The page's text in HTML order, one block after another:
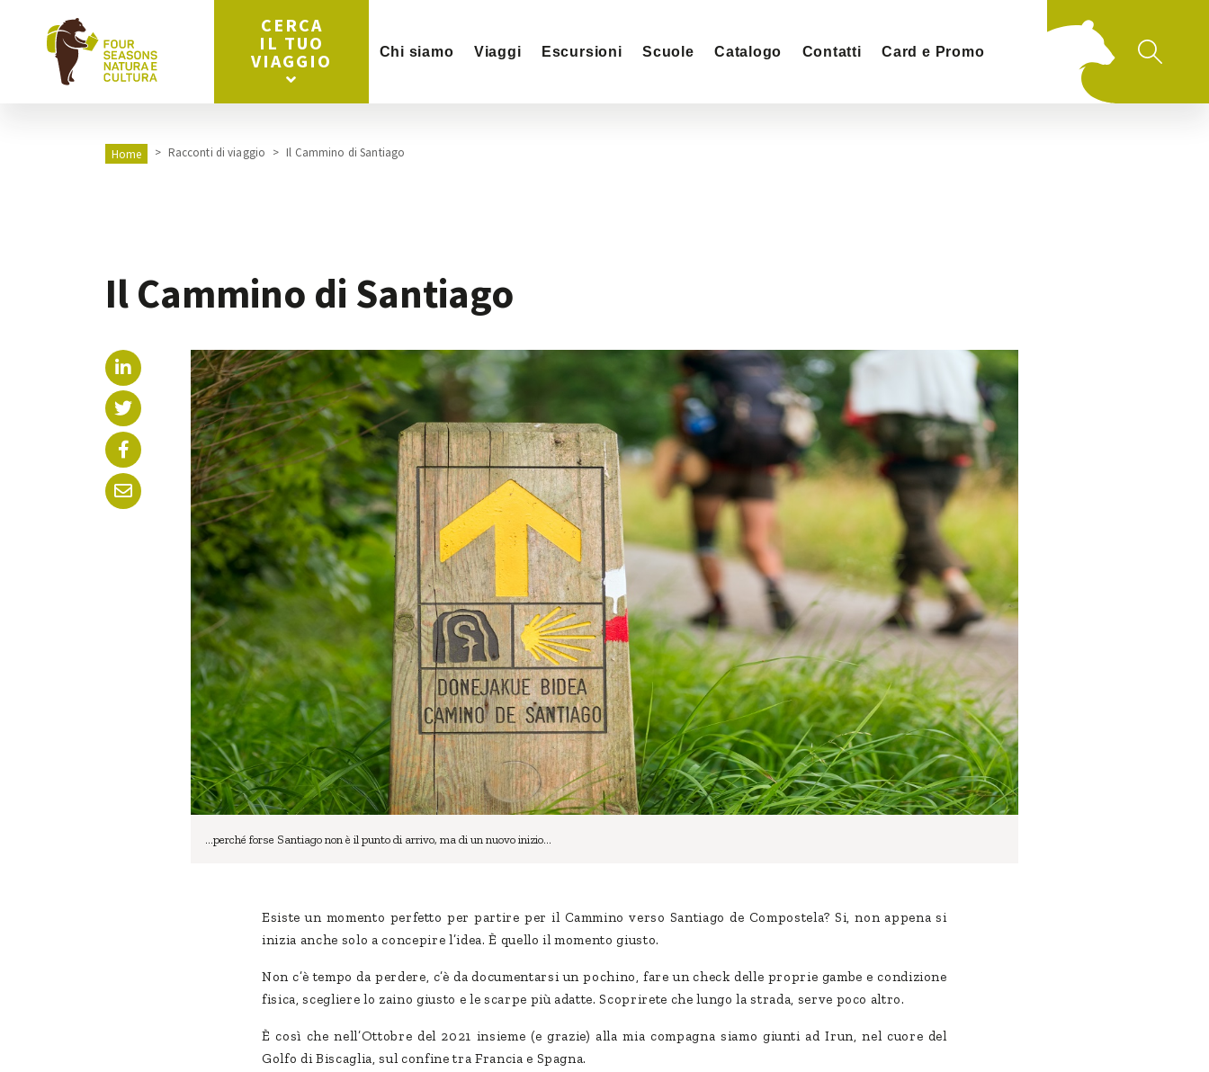
CERCA
IL TUO
VIAGGIO
Chi siamo Viaggi Escursioni Scuole Catalogo Contatti Card e Promo
Home Racconti di viaggio Il Cammino di Santiago
Il Cammino di Santiago
…perché forse Santiago non è il punto di arrivo, ma di un nuovo inizio…
Esiste un momento perfetto per partire per il Cammino verso Santiago de Compostela? Si, non appena si
inizia anche solo a concepire l’idea. È quello il momento giusto.
Non c’è tempo da perdere, c’è da documentarsi un pochino, fare un check delle proprie gambe e condizione
fisica, scegliere lo zaino giusto e le scarpe più adatte. Scoprirete che lungo la strada, serve poco altro.
È così che nell’Ottobre del 2021 insieme (e grazie) alla mia compagna siamo giunti ad Irun, nel cuore del
Golfo di Biscaglia, sul confine tra Francia e Spagna.